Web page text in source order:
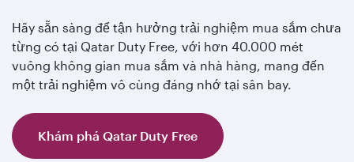
Hãy sẵn sàng để tận hưởng trải nghiệm mua sắm chưa
từng có tại Qatar Duty Free, với hơn 40.000 mét
vuông không gian mua sắm và nhà hàng, mang đến
một trải nghiệm vô cùng đáng nhớ tại sân bay.
Khám phá Qatar Duty Free